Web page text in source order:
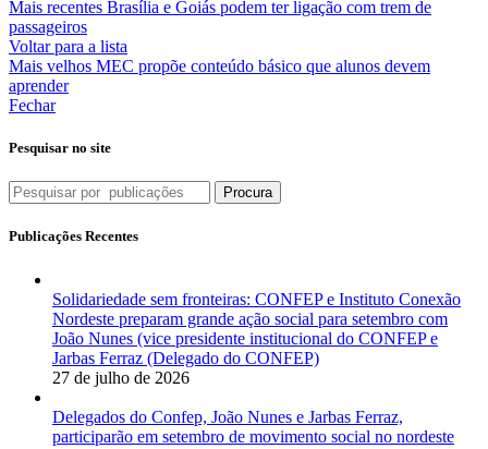
Mais recentes Brasília e Goiás podem ter ligação com trem de
passageiros
Voltar para a lista
Mais velhos MEC propõe conteúdo básico que alunos devem
aprender
Fechar
Pesquisar no site
Procura
Publicações Recentes
Solidariedade sem fronteiras: CONFEP e Instituto Conexão
Nordeste preparam grande ação social para setembro com
João Nunes (vice presidente institucional do CONFEP e
Jarbas Ferraz (Delegado do CONFEP)
27 de julho de 2026
Delegados do Confep, João Nunes e Jarbas Ferraz,
participarão em setembro de movimento social no nordeste